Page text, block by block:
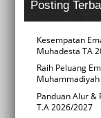
Posting
Kesempatan
Muhadesta TA
Raih Peluang
Panduan Alur &
T.A 2026/2027